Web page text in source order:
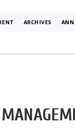
ARCHIVES